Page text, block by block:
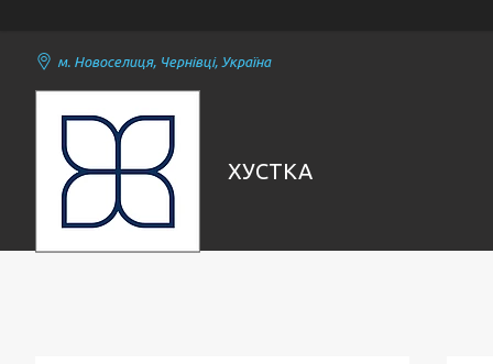
м. Новоселиця, Чернівці, Україна
ХУСТКА